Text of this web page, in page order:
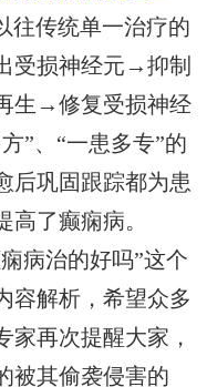
往传统单一治疗的
受损神经元→抑制
生→修复受损神经
”、“一患多专”的
后巩固跟踪都为患
了癫痫病。
病治的好吗”这个
容解析，希望众多
家再次提醒大家，
被其偷袭侵害的